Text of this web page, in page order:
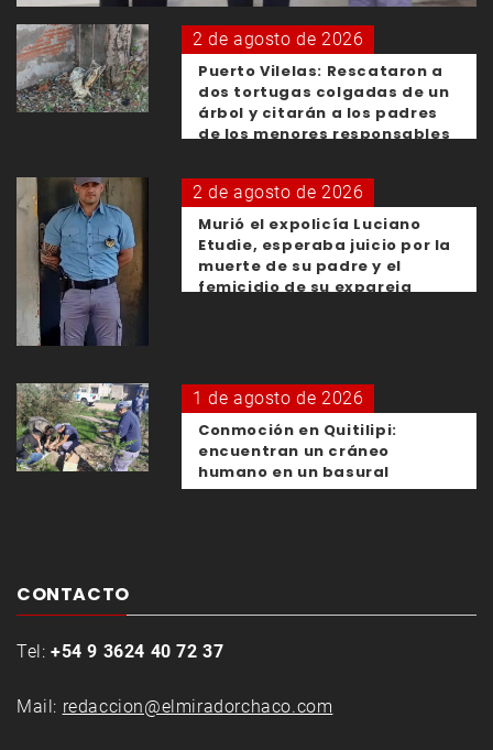
2 de agosto de 2026
Puerto Vilelas: Rescataron a
dos tortugas colgadas de un
árbol y citarán a los padres
de los menores responsables
2 de agosto de 2026
Murió el expolicía Luciano
Etudie, esperaba juicio por la
muerte de su padre y el
femicidio de su expareja
1 de agosto de 2026
Conmoción en Quitilipi:
encuentran un cráneo
humano en un basural
CONTACTO
Tel: +54 9 3624 40 72 37
Mail: redaccion@elmiradorchaco.com